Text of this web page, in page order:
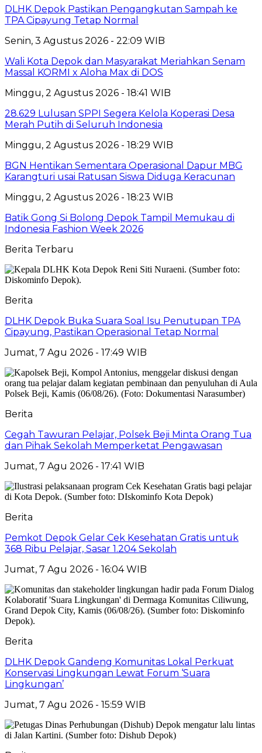
DLHK Depok Pastikan Pengangkutan Sampah ke
TPA Cipayung Tetap Normal
Senin, 3 Agustus 2026 - 22:09 WIB
Wali Kota Depok dan Masyarakat Meriahkan Senam
Massal KORMI x Aloha Max di DOS
Minggu, 2 Agustus 2026 - 18:41 WIB
28.629 Lulusan SPPI Segera Kelola Koperasi Desa
Merah Putih di Seluruh Indonesia
Minggu, 2 Agustus 2026 - 18:29 WIB
BGN Hentikan Sementara Operasional Dapur MBG
Karangturi usai Ratusan Siswa Diduga Keracunan
Minggu, 2 Agustus 2026 - 18:23 WIB
Batik Gong Si Bolong Depok Tampil Memukau di
Indonesia Fashion Week 2026
Berita Terbaru
Berita
DLHK Depok Buka Suara Soal Isu Penutupan TPA
Cipayung, Pastikan Operasional Tetap Normal
Jumat, 7 Agu 2026 - 17:49 WIB
Berita
Cegah Tawuran Pelajar, Polsek Beji Minta Orang Tua
dan Pihak Sekolah Memperketat Pengawasan
Jumat, 7 Agu 2026 - 17:41 WIB
Berita
Pemkot Depok Gelar Cek Kesehatan Gratis untuk
368 Ribu Pelajar, Sasar 1.204 Sekolah
Jumat, 7 Agu 2026 - 16:04 WIB
Berita
DLHK Depok Gandeng Komunitas Lokal Perkuat
Konservasi Lingkungan Lewat Forum ‘Suara
Lingkungan’
Jumat, 7 Agu 2026 - 15:59 WIB